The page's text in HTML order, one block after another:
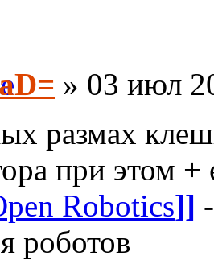
» 03 июл
размах
при этом
Robotics]]
роботов